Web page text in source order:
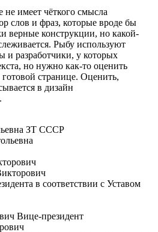
не имеет чёткого смысла
слов и фраз, которые вроде бы
верные конструкции, но какой-
Рыбу используют
и разработчики, у которых
но нужно как-то оценить
странице. Оценить,
в дизайн
ЗТ СССР
в соответствии с Уставом
Вице-президент